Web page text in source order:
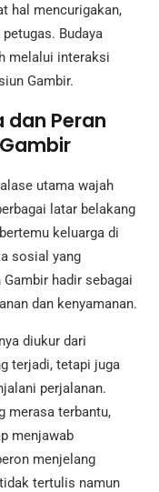
hal mencurigakan,
Budaya
melalui interaksi
Gambir.
dan Peran
utama wajah
latar belakang
keluarga di
sosial yang
hadir sebagai
dan kenyamanan.
diukur dari
terjadi, tetapi juga
perjalanan.
merasa terbantu,
menjawab
menjelang
tertulis namun